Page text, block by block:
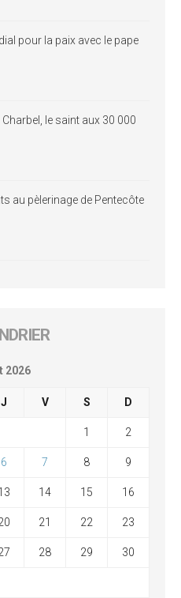
pour la paix avec le pape
le saint aux 30 000
au pèlerinage de Pentecôte
2026
J V S D
1 2
6 7 8 9
14 15 16
21 22 23
28 29 30